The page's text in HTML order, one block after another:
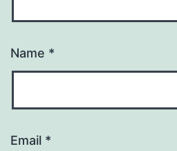
Name *
Email *